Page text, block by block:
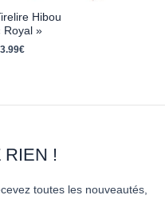
Hibou
Royal »
€
RIEN !
toutes les nouveautés,